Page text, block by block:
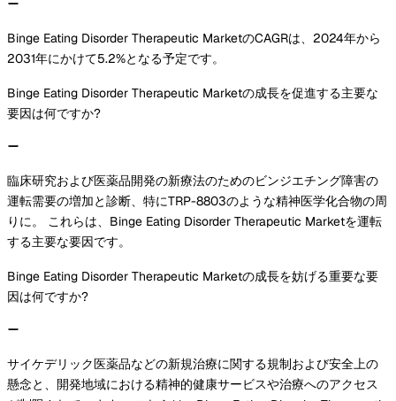
Binge Eating Disorder Therapeutic MarketのCAGRは、2024年から
2031年にかけて5.2%となる予定です。
Binge Eating Disorder Therapeutic Marketの成長を促進する主要な
要因は何ですか?
臨床研究および医薬品開発の新療法のためのビンジエチング障害の
運転需要の増加と診断、特にTRP-8803のような精神医学化合物の周
りに。 これらは、Binge Eating Disorder Therapeutic Marketを運転
する主要な要因です。
Binge Eating Disorder Therapeutic Marketの成長を妨げる重要な要
因は何ですか?
サイケデリック医薬品などの新規治療に関する規制および安全上の
懸念と、開発地域における精神的健康サービスや治療へのアクセス